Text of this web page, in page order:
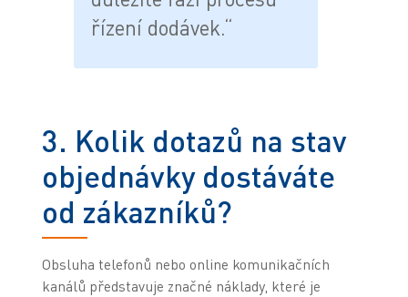
řízení dodávek.“
3. Kolik dotazů na stav
objednávky dostáváte
od zákazníků?
Obsluha telefonů nebo online komunikačních
kanálů představuje značné náklady, které je